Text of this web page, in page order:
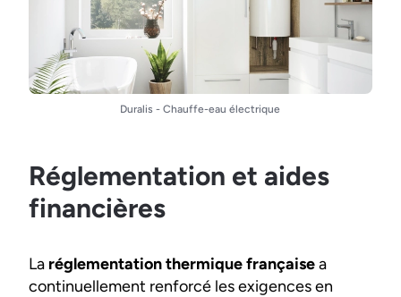
Duralis - Chauffe-eau électrique
Réglementation et aides
financières
La réglementation thermique françaisea
continuellement renforcé les exigences en